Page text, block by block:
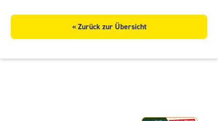
« Zurück zur Übersicht